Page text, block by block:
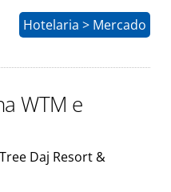
Hotelaria > Mercado
WTM e
Daj Resort &